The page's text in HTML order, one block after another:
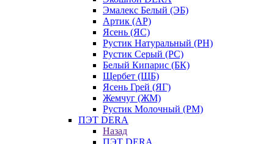
Эмалекс Белый (ЭБ)
Артик (АР)
Ясень (ЯС)
Рустик Натуральный (РН)
Рустик Серый (РС)
Белый Кипарис (БК)
Щербет (ЩБ)
Ясень Грей (ЯГ)
Жемчуг (ЖМ)
Рустик Молочный (РМ)
ПЭТ DERA
Назад
ПЭТ DERA